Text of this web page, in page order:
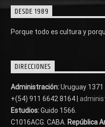
DESDE 1989
Porque todo es cultura y
DIRECCIONES
Administración:Uruguay 1371
+(54) 911 6642 8164 |
Estudios:Guido 1566.
C1016ACG. CABA. República